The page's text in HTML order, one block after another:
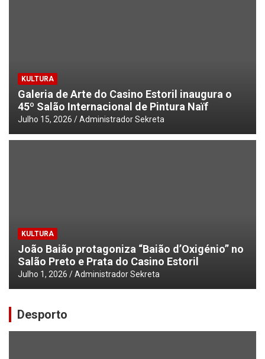
KULTURA
Galeria de Arte do Casino Estoril inaugura o
45º Salão Internacional de Pintura Naïf
Julho 15, 2026 Administrador Sekreta
KULTURA
João Baião protagoniza “Baião d’Oxigénio” no
Salão Preto e Prata do Casino Estoril
Julho 1, 2026 Administrador Sekreta
Desporto